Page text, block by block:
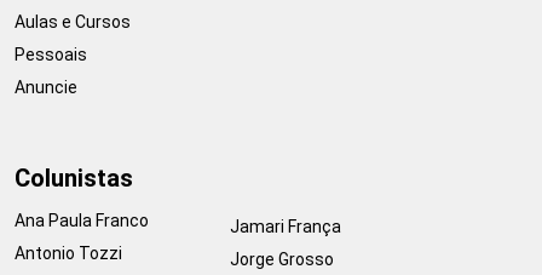
Aulas e Cursos
Pessoais
Anuncie
Colunistas
Ana Paula Franco
Antonio Tozzi
Jamari França
Jorge Grosso